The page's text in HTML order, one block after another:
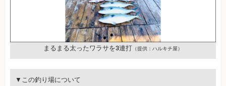
まるまる太ったワラサを3連打 （提供：ハルキチ屋）
▼この釣り場について